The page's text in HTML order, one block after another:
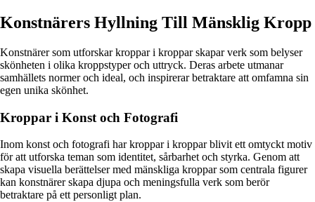
Konstnärers Hyllning Till Mänsklig Kropp
Konstnärer som utforskar kroppar i kroppar skapar verk som belyser
skönheten i olika kroppstyper och uttryck. Deras arbete utmanar
samhällets normer och ideal, och inspirerar betraktare att omfamna sin
egen unika skönhet.
Kroppar i Konst och Fotografi
Inom konst och fotografi har kroppar i kroppar blivit ett omtyckt motiv
för att utforska teman som identitet, sårbarhet och styrka. Genom att
skapa visuella berättelser med mänskliga kroppar som centrala figurer
kan konstnärer skapa djupa och meningsfulla verk som berör
betraktare på ett personligt plan.